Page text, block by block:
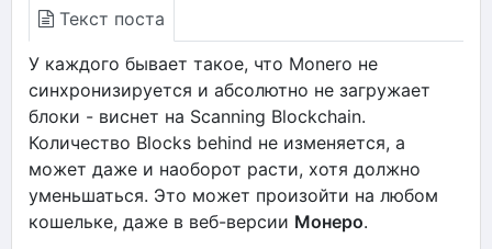
Текст поста
У каждого бывает такое, что Monero не
синхронизируется и абсолютно не загружает
блоки - виснет на Scanning Blockchain.
Количество Blocks behind не изменяется, а
может даже и наоборот расти, хотя должно
уменьшаться. Это может произойти на любом
кошельке, даже в веб-версии Монеро.